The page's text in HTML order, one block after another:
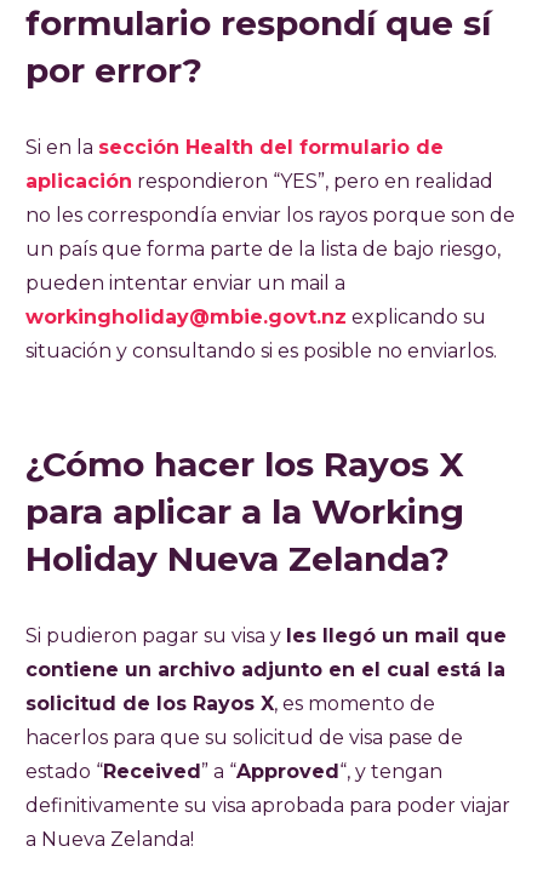
formulario respondí que sí
por error?
Si en la sección Health del formulario de
aplicación respondieron “YES”, pero en realidad
no les correspondía enviar los rayos porque son de
un país que forma parte de la lista de bajo riesgo,
pueden intentar enviar un mail a
workingholiday@mbie.govt.nz explicando su
situación y consultando si es posible no enviarlos.
¿Cómo hacer los Rayos X
para aplicar a la Working
Holiday Nueva Zelanda?
Si pudieron pagar su visa y les llegó un mail que
contiene un archivo adjunto en el cual está la
solicitud de los Rayos X, es momento de
hacerlos para que su solicitud de visa pase de
estado “Received” a “Approved“, y tengan
definitivamente su visa aprobada para poder viajar
a Nueva Zelanda!